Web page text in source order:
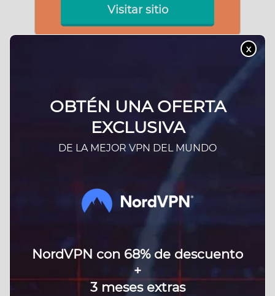
Visitar sitio
4.9
Leer reseña completa
Cantidad ilimitada de dispositivos
x
OBTÉN UNA OFERTA
EXCLUSIVA
DE LA MEJOR VPN DEL MUNDO
NordVPN con 68% de descuento
+
3 meses extras